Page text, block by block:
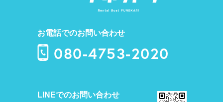
お電話でのお問い合わせ
080-4753-2020
LINEでのお問い合わせ